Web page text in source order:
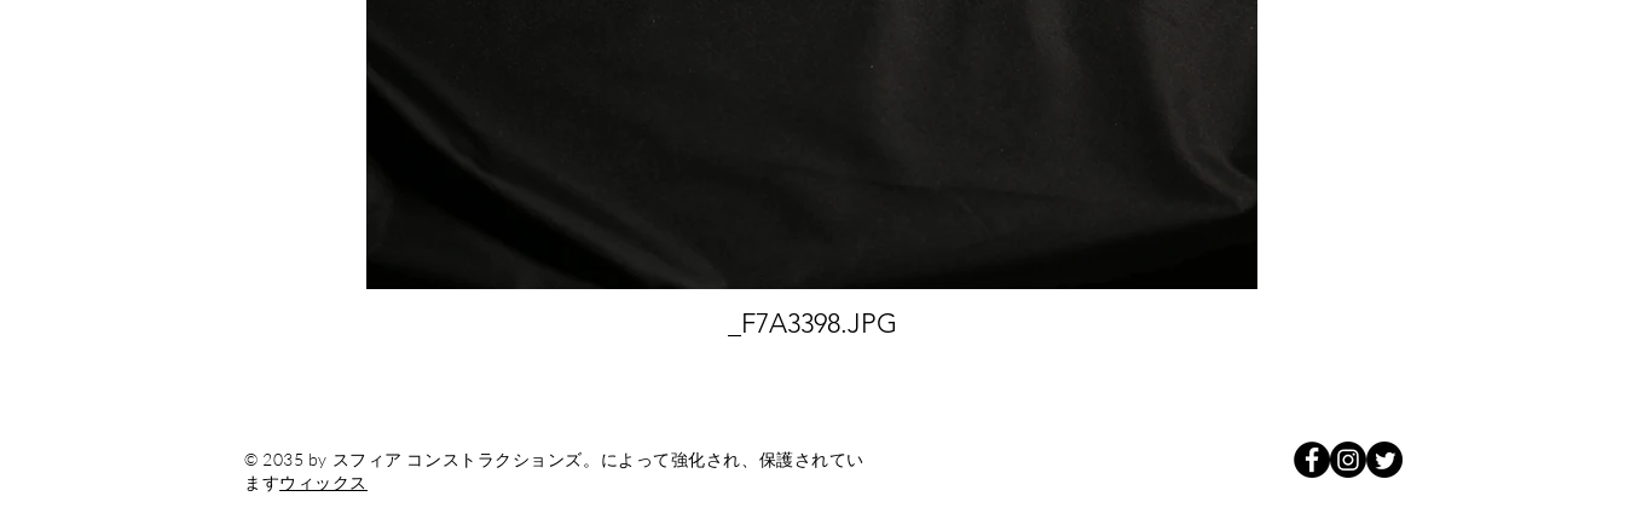
_F7A3398.JPG
© 2035 by スフィア コンストラクションズ。によって強化され、保護されてい
ますウィックス